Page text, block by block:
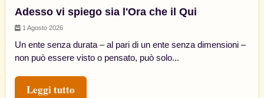
Adesso vi spiego sia l'Ora che il Qui
1 Agosto 2026
Un ente senza durata – al pari di un ente senza dimensioni –
non può essere visto o pensato, può solo...
Leggi tutto